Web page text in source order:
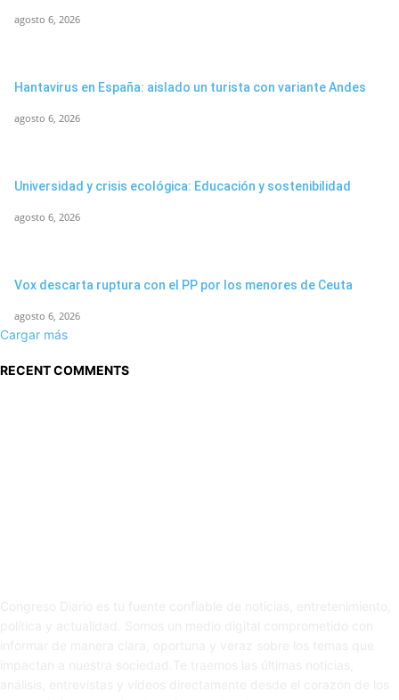
agosto 6, 2026
Hantavirus en España: aislado un turista con variante Andes
agosto 6, 2026
Universidad y crisis ecológica: Educación y sostenibilidad
agosto 6, 2026
Vox descarta ruptura con el PP por los menores de Ceuta
agosto 6, 2026
Cargar más
RECENT COMMENTS